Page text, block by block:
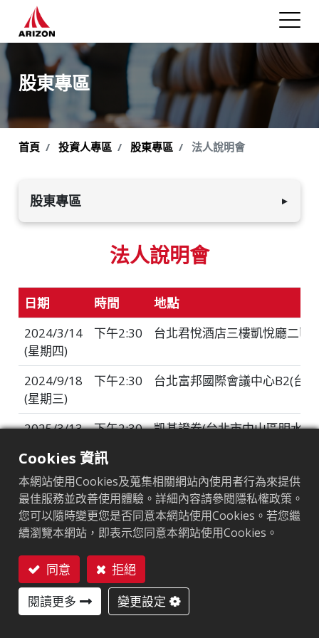
股東專區
首頁 投資人專區 股東專區 法人說明會
股東專區 ▼
股利政策及資訊
股價資訊
法人說明會
法人說明會
日期 時間 地點
2024/3/14
(星期四)
下午2:30 台北君悅酒店三樓凱悅廳二區
2024/9/18
(星期三)
下午2:30 台北富邦國際會議中心B2(台
2025/3/13
下午2:30 凱基證券(台北市中山區明水
2025/8/19
(星期二)
下午2:30 元大金融廣場3樓(台北市大安
2026/3/19
(星期四)
上午9:00 台北君悅酒店(台北市信義區松
2026/4/10
(星期五)
下午2:00
Cookies 資訊
本網站使用Cookies及蒐集相關網站內使用者行為來提供
最佳服務並改善使用體驗。詳細內容請參閱隱私權政策。
您可以隨時變更您是否同意本網站使用Cookies。若您繼
續瀏覽本網站，即表示您同意本網站使用Cookies。
同意
拒絕
閱讀更多
變更設定